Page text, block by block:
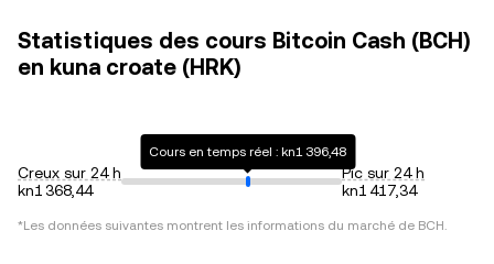
Statistiques des cours Bitcoin Cash (BCH)
en kuna croate (HRK)
Creux sur 24 h
kn1 368,44
Cours en temps réel : kn1 396,48
Pic sur 24 h
kn1 417,34
*Les données suivantes montrent les informations du marché de BCH.